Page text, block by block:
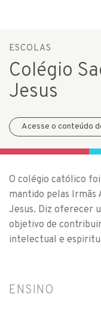
ESCOLAS
Colégio
Jesus
Acesse o conteúdo
O colégio católico foi
mantido pelas Irmãs
Jesus. Diz oferecer
objetivo de
intelectual e
ENSINO